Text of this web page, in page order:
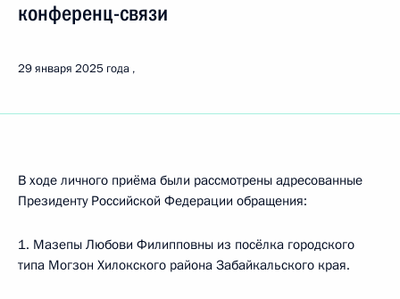
конференц-связи
29 января 2025 года
В ходе личного приёма были рассмотрены адресованные
Президенту Российской Федерации обращения:
1. Мазепы Любови Филипповны из посёлка городского
типа Могзон Хилокского района Забайкальского края.